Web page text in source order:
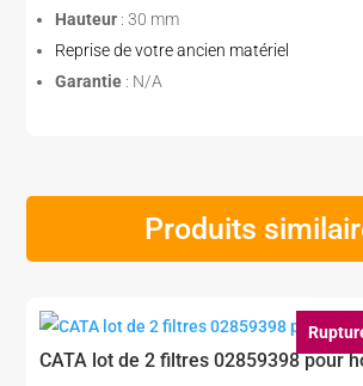
Hauteur : 30 mm
Reprise de votre ancien matériel
Garantie : N/A
Produits
CATA lot de 2 filtres 02859398 pour